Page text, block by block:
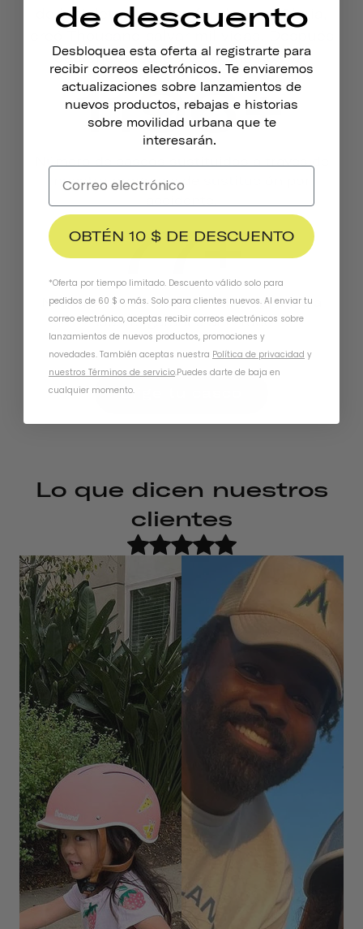
de bicicleta, nuestra fundadora, Gloria,
de ocho años, así es como nos va.
1196+
nuestro programa de sustitución por
77+
Número de cascos sustituidos gracias a
nuestra garantía antirrobo
Elige tu casco
Lo que dicen nuestros
clientes
de descuento
Desbloquea esta oferta al registrarte para
recibir correos electrónicos. Te enviaremos
actualizaciones sobre lanzamientos de
nuevos productos, rebajas e historias
sobre movilidad urbana que te
interesarán.
OBTÉN 10 $ DE DESCUENTO
*Oferta por tiempo limitado. Descuento válido solo para
pedidos de 60 $ o más. Solo para clientes nuevos. Al enviar tu
correo electrónico, aceptas recibir correos electrónicos sobre
lanzamientos de nuevos productos, promociones y
novedades. También aceptas nuestra Política de privacidad y
nuestros Términos de servicio.Puedes darte de baja en
cualquier momento.